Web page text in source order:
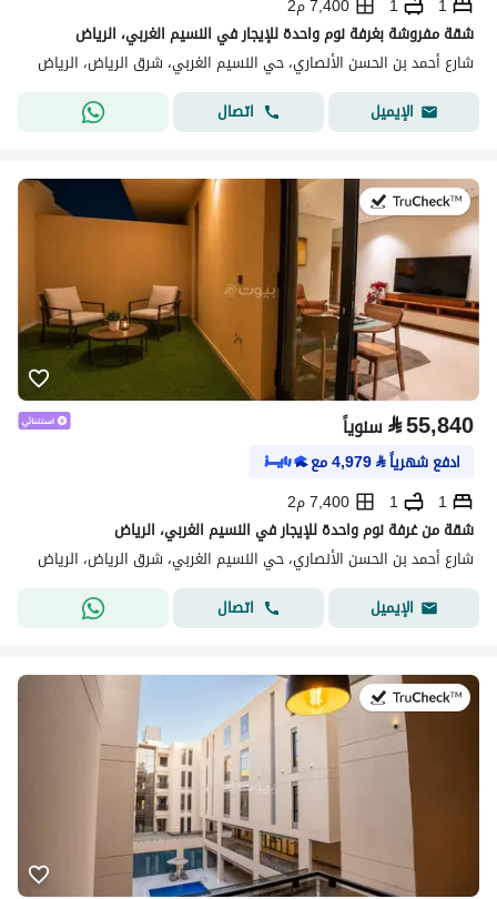
شقة مفروشة بغرفة نوم واحدة للإيجار في النسيم الغربي، الرياض
شارع أحمد بن الحسن الأنصاري، حي النسيم الغربي، شرق الرياض، الرياض
الإيميل
اتصال
في:21 يوليو 2026
⃁55,840 سنوياً
ادفع شهرياً⃁
4,979مع
1
1
7,400 م2
شقة من غرفة نوم واحدة للإيجار في النسيم الغربي، الرياض
شارع أحمد بن الحسن الأنصاري، حي النسيم الغربي، شرق الرياض، الرياض
الإيميل
اتصال
في:21 يوليو 2026